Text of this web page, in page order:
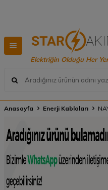
Elektriğin Olduğu Her
Anasayfa Enerji Kabloları